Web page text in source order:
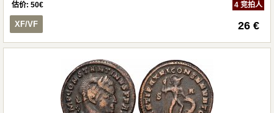
估价: 50€ 4 竞拍人
XF/VF 26 €